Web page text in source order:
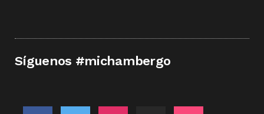
Síguenos #michambergo